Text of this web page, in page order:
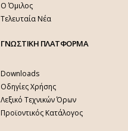
Ο Όμιλος
Τελευταία Νέα
ΓΝΩΣΤΙΚΗ ΠΛΑΤΦΟΡΜΑ
Downloads
Οδηγίες Χρήσης
Λεξικό Τεχνικών Όρων
Προϊοντικός Κατάλογος